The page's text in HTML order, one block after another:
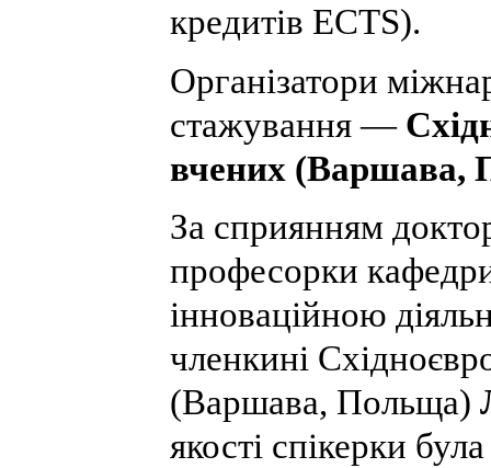
кредитів ECTS).
Організатори
стажування —
вчених (Варшава,
За сприянням
професорки
інноваційною
членкині
(Варшава, Польща)
якості спікерки